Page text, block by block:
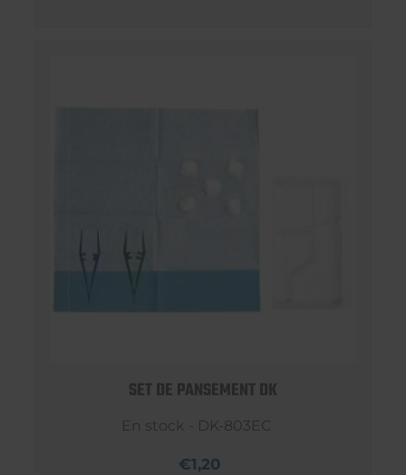
SET DE PANSEMENT DK
En stock - DK-803EC
€1,20